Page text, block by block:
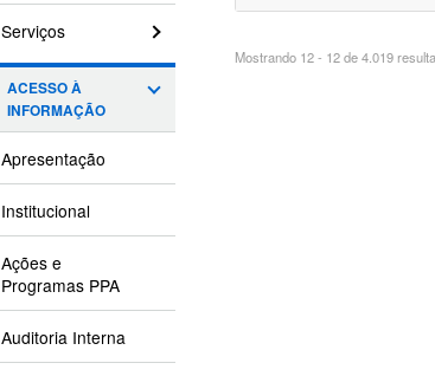
Serviços
ACESSO À
INFORMAÇÃO
Apresentação
Institucional
Ações e
Programas PPA
Auditoria Interna
Mostrando 12 - 12 de 4.019